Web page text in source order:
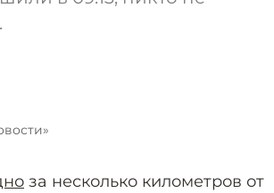
за несколько километров от